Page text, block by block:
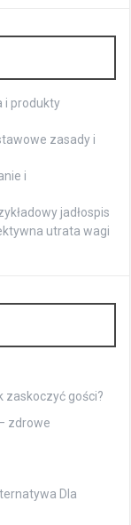
i produkty
zasady i
i
jadłospis
utrata wagi
zaskoczyć gości?
zdrowe
Dla